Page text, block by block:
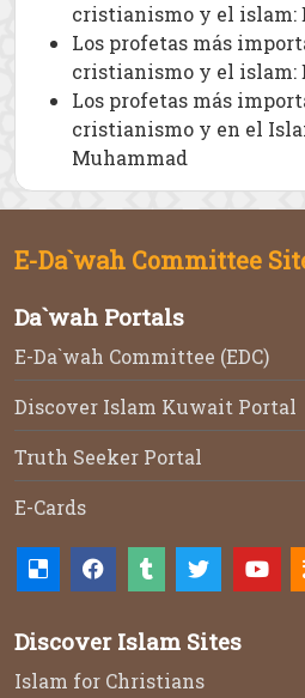
cristianismo y el islam:
Los profetas más
cristianismo y el islam:
Los profetas más
cristianismo y en el
Muhammad
E-Da`wah Committee
Da`wah Portals
E-Da`wah Committee (EDC)
Discover Islam Kuwait Portal
Truth Seeker Portal
E-Cards
Discover Islam Sites
Islam for Christians